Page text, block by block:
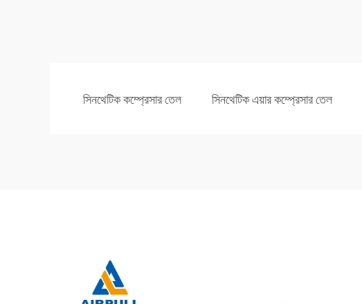
সিনথেটিক কম্প্রেসার তেল সিনথেটিক এয়ার কম্প্রেসার তেল